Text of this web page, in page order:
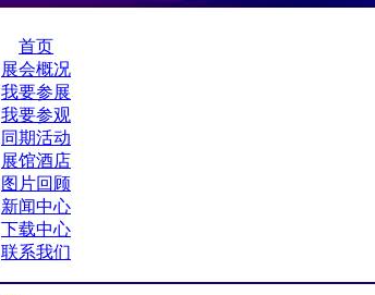
首页
展会概况
我要参展
我要参观
同期活动
展馆酒店
图片回顾
新闻中心
下载中心
联系我们